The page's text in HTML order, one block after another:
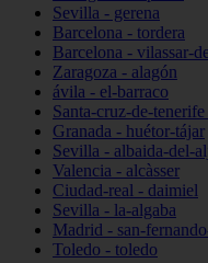
Sevilla - gerena
Barcelona - tordera
Barcelona - vilassar-
Zaragoza - alagón
ávila - el-barraco
Santa-cruz-de-tenerife
Granada - huétor-tájar
Sevilla - albaida-del-
Valencia - alcàsser
Ciudad-real - daimiel
Sevilla - la-algaba
Madrid - san-
Toledo - toledo